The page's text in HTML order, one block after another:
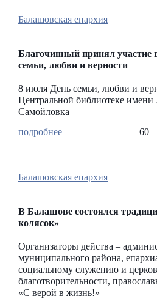
Балашовская епархия
Благочинный принял участие
семьи, любви и верности
8 июля День семьи, любви и
Центральной библиотеке
Самойловка
60
Балашовская епархия
В Балашове состоялся
колясок»
Организаторы действа –
муниципального района,
социальному служению и
благотворительности,
«С верой в жизнь!»